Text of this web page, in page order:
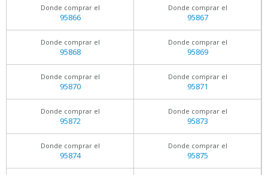
Donde comprar el
95866
Donde comprar el
95867
Donde comprar el
95868
Donde comprar el
95869
Donde comprar el
95870
Donde comprar el
95871
Donde comprar el
95872
Donde comprar el
95873
Donde comprar el
95874
Donde comprar el
95875